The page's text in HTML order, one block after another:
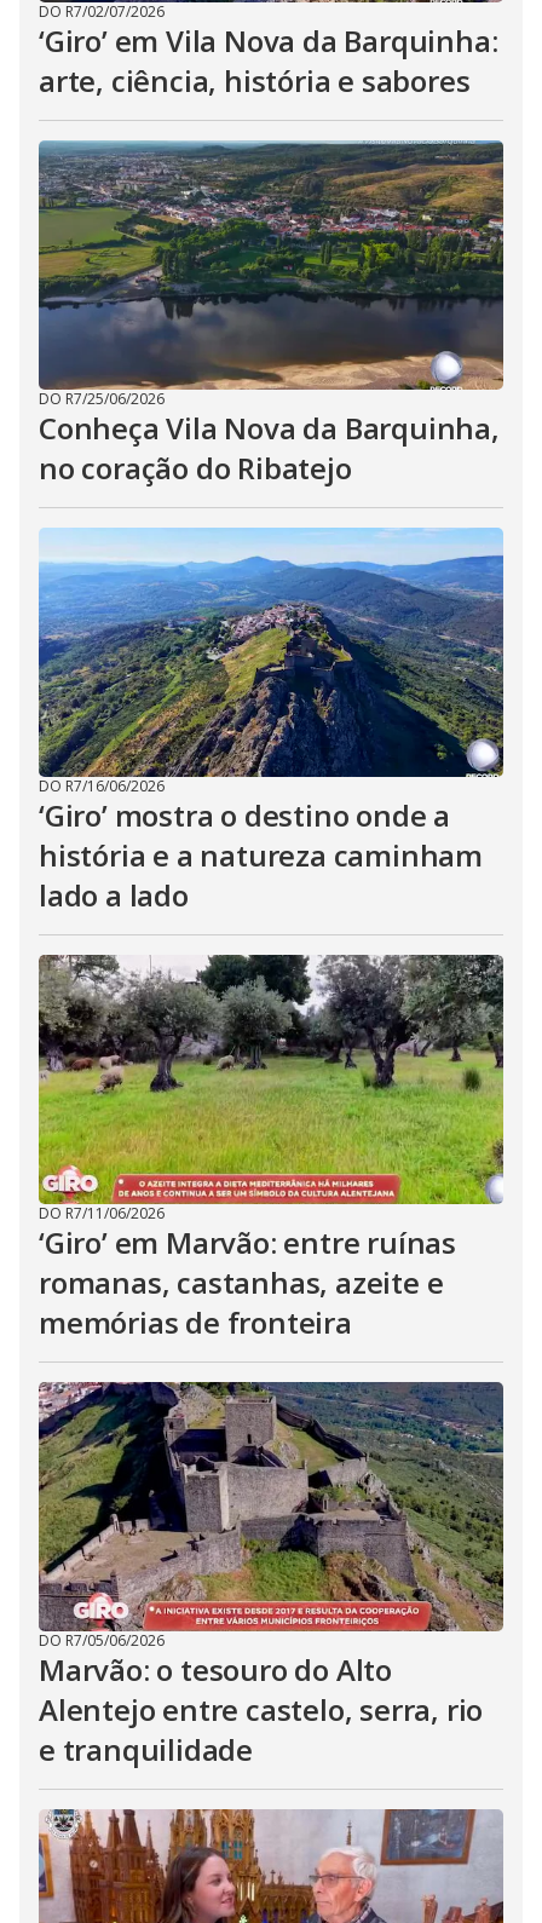
DO R7/02/07/2026
‘Giro’ em Vila Nova da Barquinha:
arte, ciência, história e sabores
DO R7/25/06/2026
Conheça Vila Nova da Barquinha,
no coração do Ribatejo
DO R7/16/06/2026
‘Giro’ mostra o destino onde a
história e a natureza caminham
lado a lado
DO R7/11/06/2026
‘Giro’ em Marvão: entre ruínas
romanas, castanhas, azeite e
memórias de fronteira
DO R7/05/06/2026
Marvão: o tesouro do Alto
Alentejo entre castelo, serra, rio
e tranquilidade